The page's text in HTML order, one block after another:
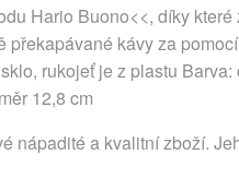
Hario Buono<<, díky které
kávy za
rukojeť je z plastu
12,8 cm
nápadité a kvalitní zboží.